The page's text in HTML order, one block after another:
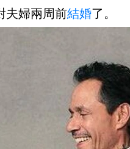
夫婦兩周前結婚了。